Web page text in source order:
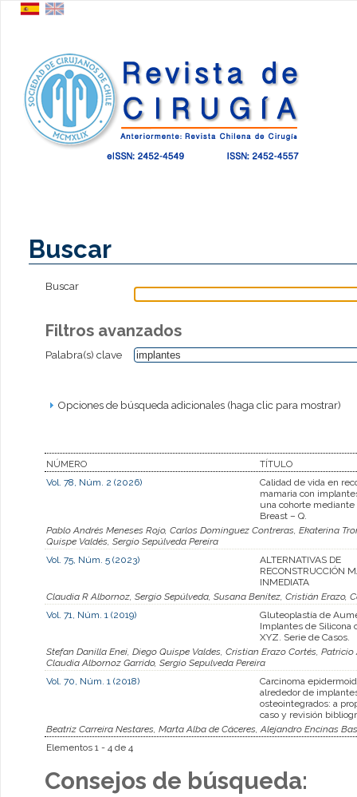
Buscar
Buscar
Filtros avanzados
Palabra(s) clave
Opciones de búsqueda adicionales (haga clic para mostrar)
NÚMERO
TÍTULO
Vol. 78, Núm. 2 (2026)
Calidad de vida en
mamaria con
una cohorte
Breast – Q.
Pablo Andrés Meneses Rojo, Carlos Dominguez Contreras, Ekaterina
Quispe Valdés, Sergio Sepúlveda Pereira
Vol. 75, Núm. 5 (2023)
ALTERNATIVAS DE
RECONSTRUCCIÓN
INMEDIATA
Claudia R Albornoz, Sergio Sepúlveda, Susana Benítez, Cristián Erazo,
Vol. 71, Núm. 1 (2019)
Gluteoplastía de
Implantes de Silicona
XYZ. Serie de Casos.
Stefan Danilla Enei, Diego Quispe Valdes, Cristian Erazo Cortés,
Claudia Albornoz Garrido, Sergio Sepulveda Pereira
Vol. 70, Núm. 1 (2018)
Carcinoma
alrededor de
osteointegrados: a
caso y revisión
Beatriz Carreira Nestares, Marta Alba de Cáceres, Alejandro Encinas
Elementos 1 - 4 de 4
Consejos de búsqueda: